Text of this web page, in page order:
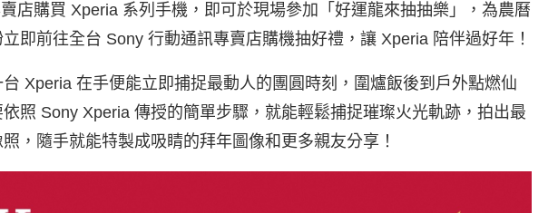
店購買 Xperia 系列手機，即可於現場參加「好運龍來抽抽樂」，為農曆
即前往全台 Sony 行動通訊專賣店購機抽好禮，讓 Xperia 陪伴過好年！
Xperia 在手便能立即捕捉最動人的團圓時刻，圍爐飯後到戶外點燃仙
照 Sony Xperia 傳授的簡單步驟，就能輕鬆捕捉璀璨火光軌跡，拍出最
，隨手就能特製成吸睛的拜年圖像和更多親友分享！